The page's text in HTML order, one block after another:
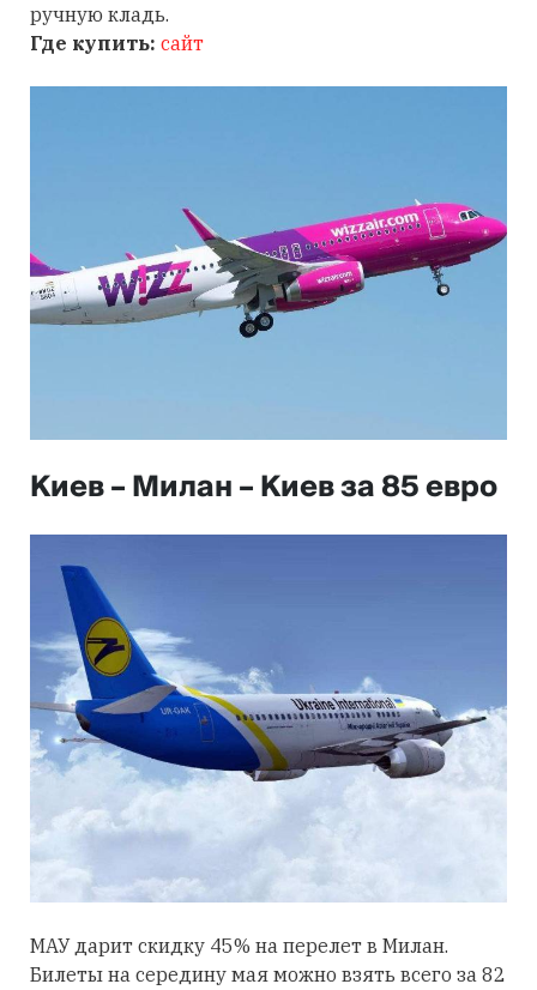
ручную кладь.
Где купить: сайт
Киев – Милан – Киев за 85 евро
МАУ дарит скидку 45% на перелет в Милан.
Билеты на середину мая можно взять всего за 82